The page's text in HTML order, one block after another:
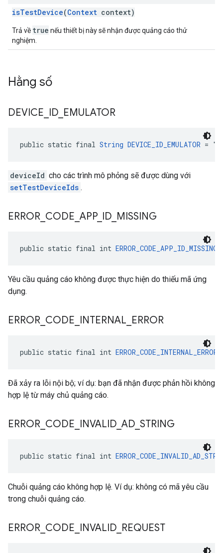
isTestDevice(Context context)
Trả về true nếu thiết bị này sẽ nhận được quảng cáo thử
nghiệm.
Hằng số
DEVICE ID EMULATOR
public static final String DEVICE_ID_EMULATOR =
deviceId cho các trình mô phỏng sẽ được dùng với
setTestDeviceIds .
ERROR CODE APP_ ID MISSING
public static final int ERROR_CODE_APP_ID_MISSING
Yêu cầu quảng cáo không được thực hiện do thiếu mã ứng
dụng.
ERROR CODE INTERNAL ERROR
public static final int ERROR_CODE_INTERNAL_ERROR
Đã xảy ra lỗi nội bộ; ví dụ: bạn đã nhận được phản hồi không
hợp lệ từ máy chủ quảng cáo.
ERROR CODE INVALID AD STRING
public static final int
Chuỗi quảng cáo không hợp lệ. Ví dụ: không có mã yêu cầu
trong chuỗi quảng cáo.
ERROR CODE INVALID REQUEST